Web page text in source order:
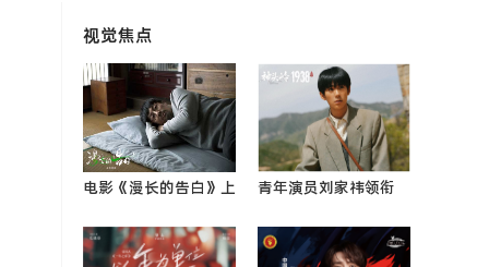
视觉焦点
电影《漫长的告白》上
角色沉静内敛却有力量
青年演员刘家祎领衔
青春之热血，铸民族之